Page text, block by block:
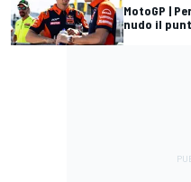
MotoGP |
nudo il